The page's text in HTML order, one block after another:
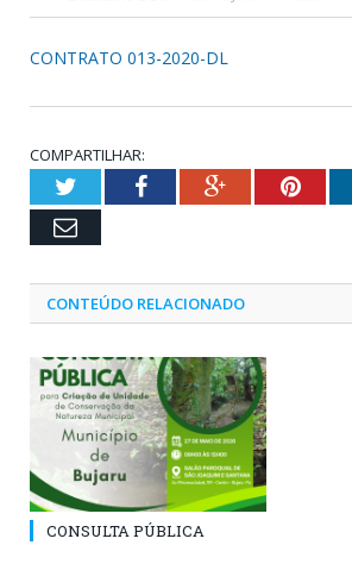
CONTRATO 013-2020-DL
COMPARTILHAR:
TwitterFacebookGoogle+
Email
CONTEÚDO RELACIONADO
CONSULTA PÚBLICA